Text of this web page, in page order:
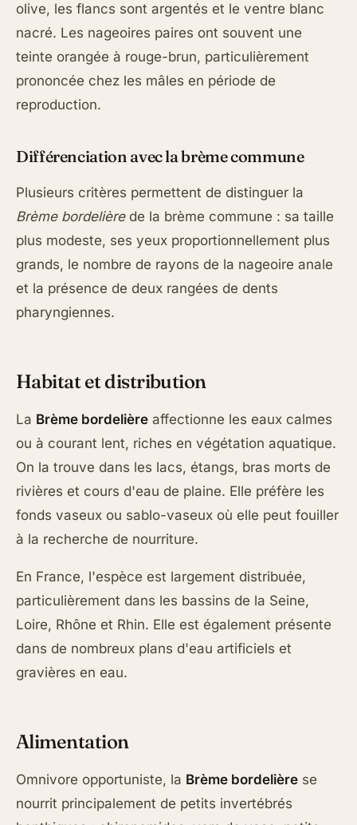
olive, les flancs sont argentés et le ventre blanc
nacré. Les nageoires paires ont souvent une
teinte orangée à rouge-brun, particulièrement
prononcée chez les mâles en période de
reproduction.
Différenciation avec la brème commune
Plusieurs critères permettent de distinguer la
Brème bordelièrede la brème commune : sa taille
plus modeste, ses yeux proportionnellement plus
grands, le nombre de rayons de la nageoire anale
et la présence de deux rangées de dents
pharyngiennes.
Habitat et distribution
La Brème bordelière affectionne les eaux calmes
ou à courant lent, riches en végétation aquatique.
On la trouve dans les lacs, étangs, bras morts de
rivières et cours d'eau de plaine. Elle préfère les
fonds vaseux ou sablo-vaseux où elle peut fouiller
à la recherche de nourriture.
En France, l'espèce est largement distribuée,
particulièrement dans les bassins de la Seine,
Loire, Rhône et Rhin. Elle est également présente
dans de nombreux plans d'eau artificiels et
gravières en eau.
Alimentation
Omnivore opportuniste, la Brème bordelière se
nourrit principalement de petits invertébrés